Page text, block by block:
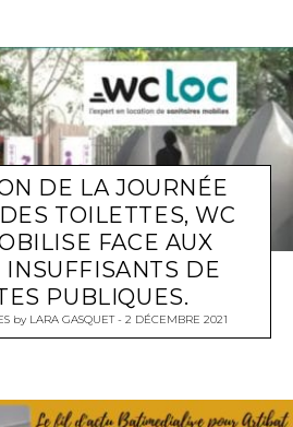
DE LA JOURNÉE
TOILETTES, WC
FACE AUX
INSUFFISANTS DE
PUBLIQUES.
by LARA GASQUET 2 DÉCEMBRE 2021